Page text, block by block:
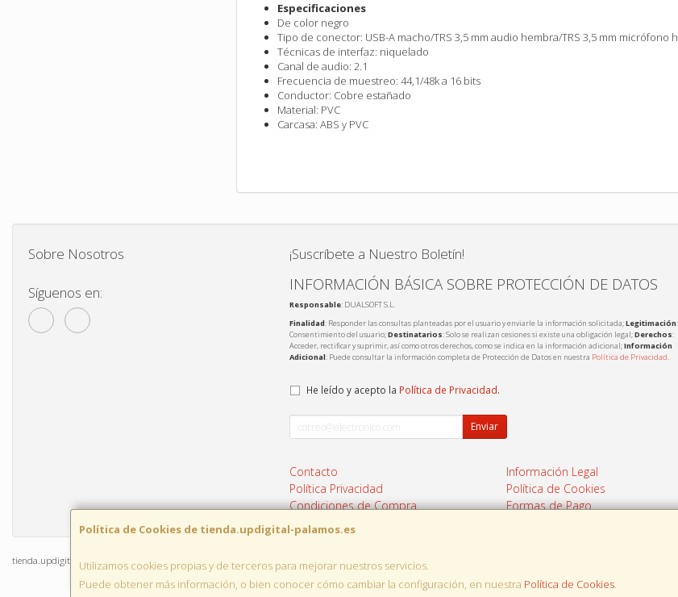
Especificaciones
De color negro
Tipo de conector: USB-A macho/TRS 3,5 mm audio hembra/TRS 3,5 mm micrófono
Técnicas de interfaz: niquelado
Canal de audio: 2.1
Frecuencia de muestreo: 44,1/48k a 16 bits
Conductor: Cobre estañado
Material: PVC
Carcasa: ABS y PVC
Política de Cookies de tienda.updigital-palamos.es
Utilizamos cookies propias y de terceros para mejorar nuestros servicios.
Puede obtener más información, o bien conocer cómo cambiar la configuración, en nuestra Política de Cookies.
Sobre Nosotros
Síguenos en:
¡Suscríbete a Nuestro Boletín!
INFORMACIÓN BÁSICA SOBRE PROTECCIÓN DE DATOS
Responsable: DUALSOFT S.L.
Finalidad: Responder las consultas planteadas por el usuario y enviarle la información solicitada;Legitimación:
Consentimiento del usuario;Destinatarios: Solo se realizan cesiones si existe una obligación legal;Derechos:
Acceder, rectificar y suprimir, así como otros derechos, como se indica en la información adicional;Información
Adicional: Puede consultar la información completa de Protección de Datos en nuestra Política de Privacidad.
He leído y acepto la Política de Privacidad.
Enviar
Contacto
Información Legal
Política Privacidad
Política de Cookies
Condiciones de Compra
Formas de Pago
tienda.updigital-palamos.es © 2026
, , , , España. - C.I.F.: B17975095 - Tfno: